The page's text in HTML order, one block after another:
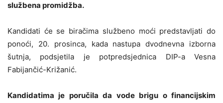
službena promidžba.
Kandidati će se biračima službeno moći predstavljati do
ponoći, 20. prosinca, kada nastupa dvodnevna izborna
šutnja, podsjetila je potpredsjednica DIP-a Vesna
Fabijančić-Križanić.
Kandidatima je poručila da vode brigu o financijskim